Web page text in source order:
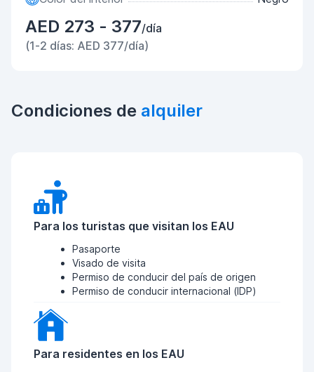
AED 273 - 377/día
(1-2 días: AED 377/día)
Condiciones de alquiler
Para los turistas que visitan los EAU
Pasaporte
Visado de visita
Permiso de conducir del país de origen
Permiso de conducir internacional (IDP)
Para residentes en los EAU